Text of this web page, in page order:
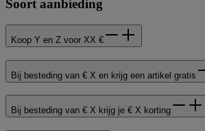
Soort aanbieding
Koop Y en Z voor XX €
Bij besteding van € X en krijg een artikel gratis
Bij besteding van € X krijg je € X korting